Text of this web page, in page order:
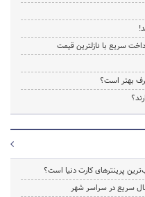
سریع با نازلترین قیمت
بهتر است؟
سریع در سراسر شهر